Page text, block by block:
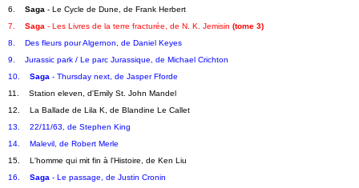
6. Saga - Le Cycle de Dune, de Frank Herbert
7. Saga - Les Livres de la terre fracturée, de N. K. Jemisin (tome 3)
8.    Des fleurs pour Algernon, de Daniel Keyes
9.    Jurassic park / Le parc Jurassique, de Michael Crichton
10. Saga - Thursday next, de Jasper Fforde
11.    Station eleven, d'Emily St. John Mandel
12.    La Ballade de Lila K, de Blandine Le Callet
13.    22/11/63, de Stephen King
14.    Malevil, de Robert Merle
15.    L'homme qui mit fin à l'Histoire, de Ken Liu
16. Saga - Le passage, de Justin Cronin